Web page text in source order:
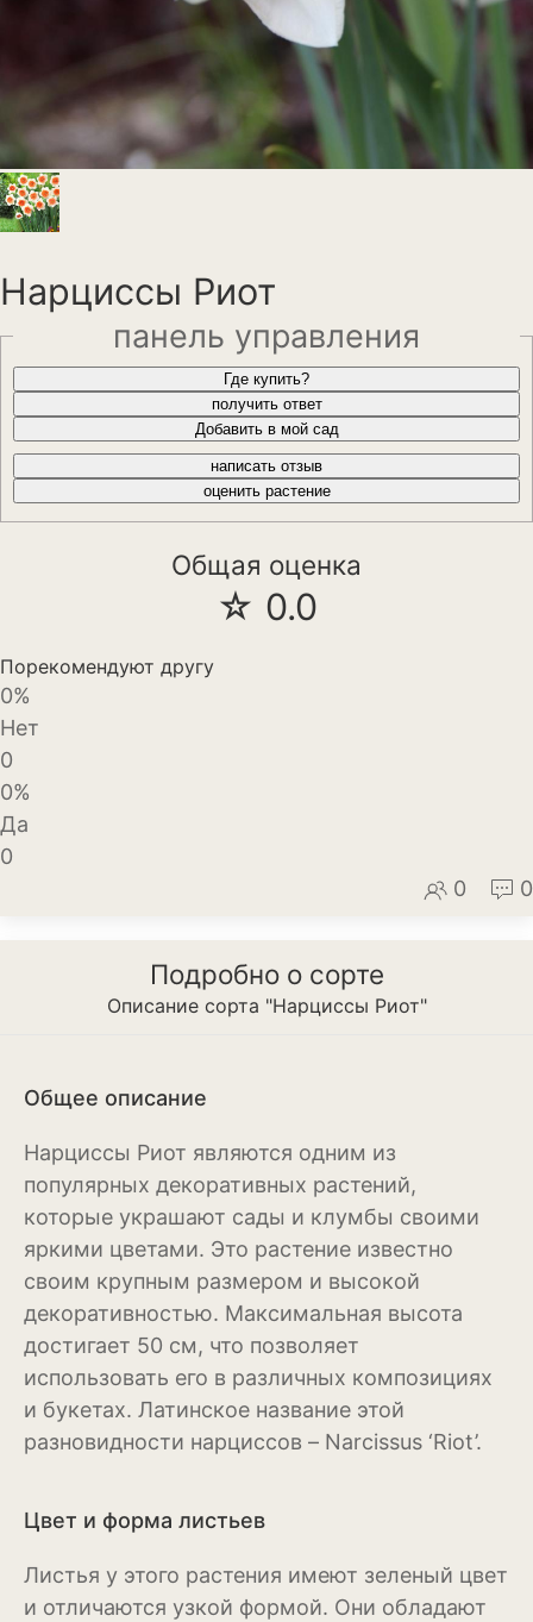
Астильба
Астра
Бархатцы
Гейхера
Герань
Гладиолус
Годеция
Декоративный лук
Ипомея
Клематисы
Магнолия
Нарциссы
Настурция
Нивяник или садовая
ромашка
Очиток или седум
Пеларгония
Петуния
Рододендрон
Роза
Нарциссы Риот
панель управления
Где купить?
получить ответ
Добавить в мой сад
написать отзыв
оценить растение
Общая оценка
☆ 0.0
Порекомендуют другу
0%
Нет
0
0%
Да
0
0
0
Подробно о сорте
Описание сорта "Нарциссы Риот"
Общее описание
Нарциссы Риот являются одним из
популярных декоративных растений,
которые украшают сады и клумбы своими
яркими цветами. Это растение известно
своим крупным размером и высокой
декоративностью. Максимальная высота
достигает 50 см, что позволяет
использовать его в различных композициях
и букетах. Латинское название этой
разновидности нарциссов – Narcissus ‘Riot’.
Цвет и форма листьев
Листья у этого растения имеют зеленый цвет
и отличаются узкой формой. Они обладают